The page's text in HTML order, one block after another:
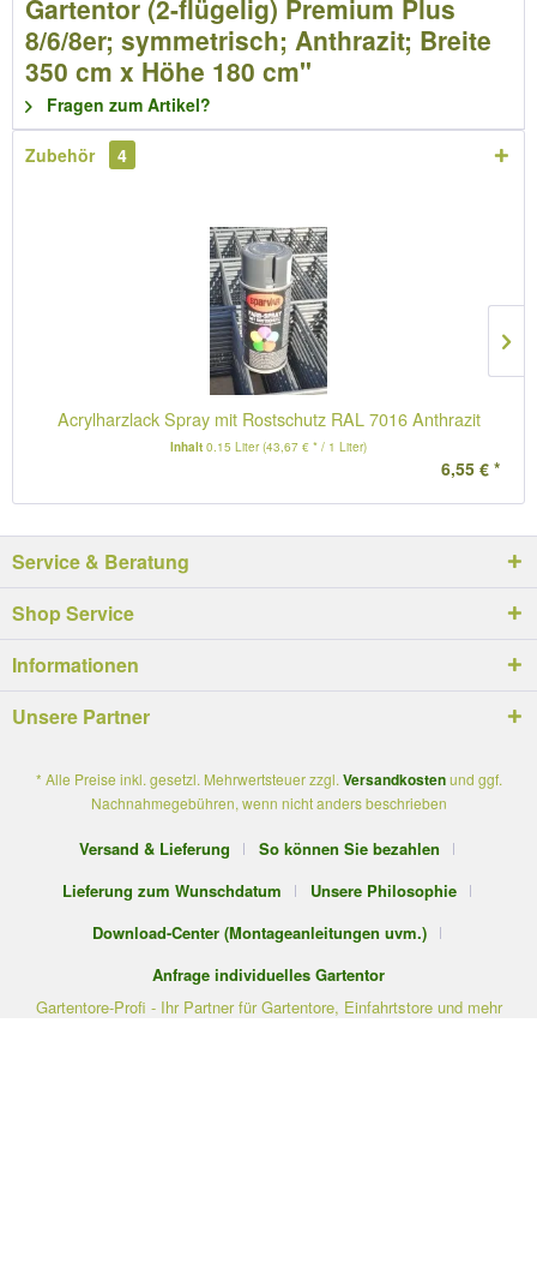
Gartentor (2-flügelig) Premium Plus
8/6/8er; symmetrisch; Anthrazit; Breite
350 cm x Höhe 180 cm"
Fragen zum Artikel?
Zubehör 4
Acrylharzlack Spray mit Rostschutz RAL 7016 Anthrazit
Inhalt 0.15 Liter(43,67 € * / 1 Liter)
6,55 € *
Service & Beratung
Shop Service
Informationen
Unsere Partner
* Alle Preise inkl. gesetzl. Mehrwertsteuer zzgl. Versandkostenund ggf.
Nachnahmegebühren, wenn nicht anders beschrieben
Versand & Lieferung
So können Sie bezahlen
Lieferung zum Wunschdatum
Unsere Philosophie
Download-Center (Montageanleitungen uvm.)
Anfrage individuelles Gartentor
Gartentore-Profi - Ihr Partner für Gartentore, Einfahrtstore und mehr